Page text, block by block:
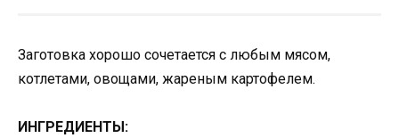
Заготовка хорошо сочетается с любым мясом,
котлетами, овощами, жареным картофелем.
ИНГРЕДИЕНТЫ: